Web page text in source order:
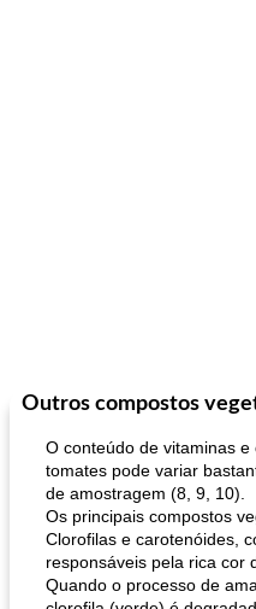
Outros compostos
O conteúdo de vitaminas
tomates pode variar
de amostragem (8, 9, 10).
Os principais compostos
Clorofilas e carotenóides,
responsáveis ​​pela rica cor
Quando o processo de